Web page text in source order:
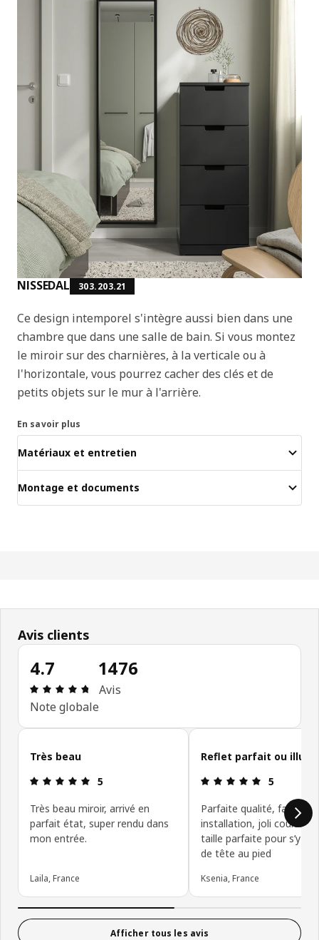
NISSEDAL 303.203.21
Ce design intemporel s'intègre aussi bien dans une
chambre que dans une salle de bain. Si vous montez
le miroir sur des charnières, à la verticale ou à
l'horizontale, vous pourrez cacher des clés et de
petits objets sur le mur à l'arrière.
En savoir plus
Matériaux et entretien
Montage et documents
Avis clients
4.7
Avis: 4.7 sur 5 étoiles Nombre total d'avis: 1476
Note globale
1476
Avis
Ignorer les avis clients
Très beau
Avis: 5 sur 5 étoiles
5
Très beau miroir, arrivé en
parfait état, super rendu dans
mon entrée.
Laila, France
Reflet parfait ou
Avis: 5 sur
5
Parfaite qualité, facile en
installation, joli couleur
taille parfaite pour s’y
de tête au pied
Ksenia, France
Afficher tous les avis